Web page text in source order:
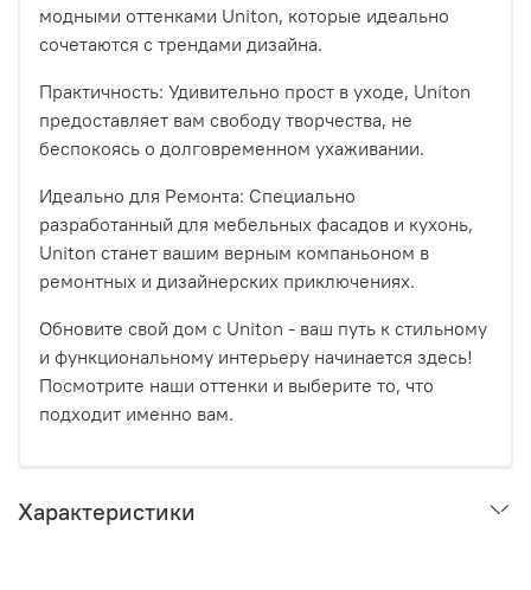
модными оттенками Uniton, которые идеально
сочетаются с трендами дизайна.
Практичность: Удивительно прост в уходе, Uniton
предоставляет вам свободу творчества, не
беспокоясь о долговременном ухаживании.
Идеально для Ремонта: Специально
разработанный для мебельных фасадов и кухонь,
Uniton станет вашим верным компаньоном в
ремонтных и дизайнерских приключениях.
Обновите свой дом с Uniton - ваш путь к стильному
и функциональному интерьеру начинается здесь!
Посмотрите наши оттенки и выберите то, что
подходит именно вам.
Характеристики